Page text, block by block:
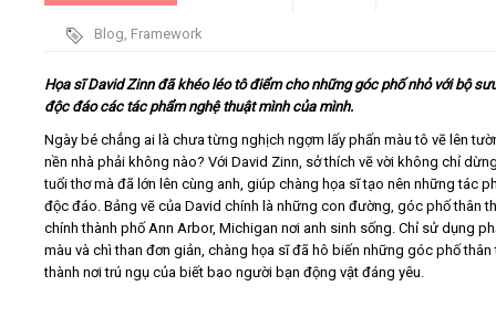
Video
Kiến thức
Liên hệ - Đăng ký
Blog, Framework
Họa sĩ David Zinn đã khéo léo tô điểm cho những góc phố nhỏ với bộ
độc đáo các tác phẩm nghệ thuật mình của mình.
Ngày bé chẳng ai là chưa từng nghịch ngợm lấy phấn màu tô vẽ lên
nền nhà phải không nào? Với David Zinn, sở thích vẽ vời không chỉ
tuổi thơ mà đã lớn lên cùng anh, giúp chàng họa sĩ tạo nên những tác
độc đáo. Bảng vẽ của David chính là những con đường, góc phố thân
chính thành phố Ann Arbor, Michigan nơi anh sinh sống. Chỉ sử dụng
màu và chì than đơn giản, chàng họa sĩ đã hô biến những góc phố
thành nơi trú ngụ của biết bao người bạn động vật đáng yêu.